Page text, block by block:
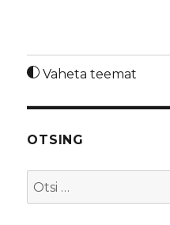
Vaheta teemat
OTSING
Otsi: